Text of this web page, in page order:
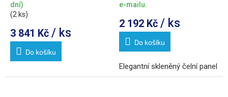
dní)
(2 ks)
3 841 Kč / ks
Do košíku
e-mailu.
2 192 Kč / ks
Do košíku
Elegantní skleněný čelní panel